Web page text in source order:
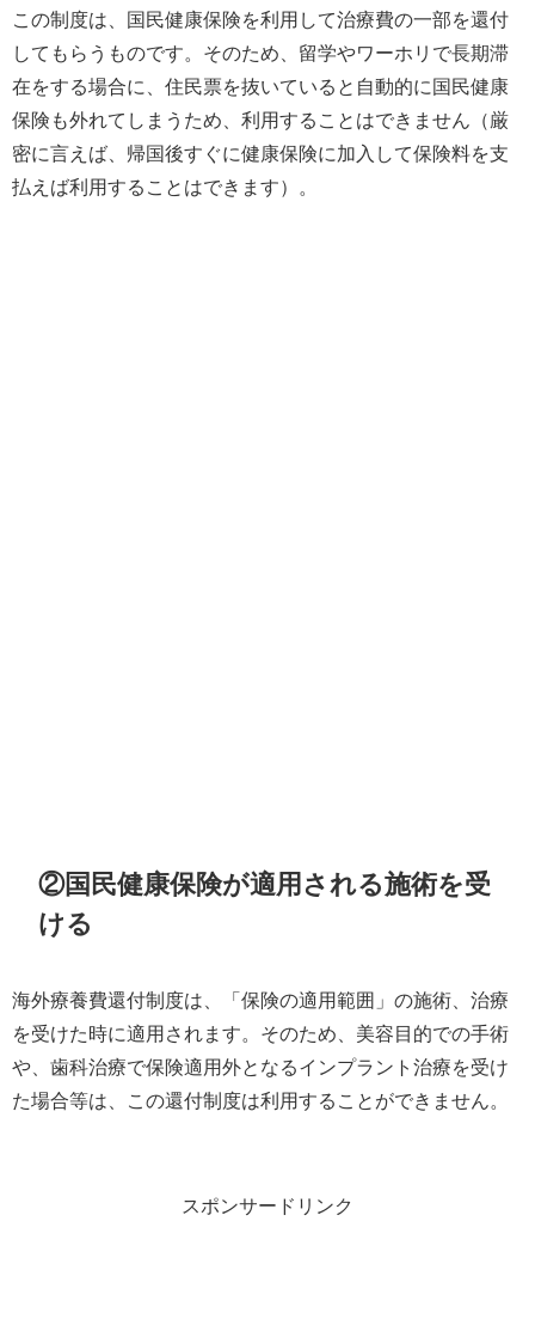
この制度は、国民健康保険を利用して治療費の一部を還付
してもらうものです。そのため、留学やワーホリで長期滞
在をする場合に、住民票を抜いていると自動的に国民健康
保険も外れてしまうため、利用することはできません（厳
密に言えば、帰国後すぐに健康保険に加入して保険料を支
払えば利用することはできます）。
②国民健康保険が適用される施術を受
ける
海外療養費還付制度は、「保険の適用範囲」の施術、治療
を受けた時に適用されます。そのため、美容目的での手術
や、歯科治療で保険適用外となるインプラント治療を受け
た場合等は、この還付制度は利用することができません。
スポンサードリンク